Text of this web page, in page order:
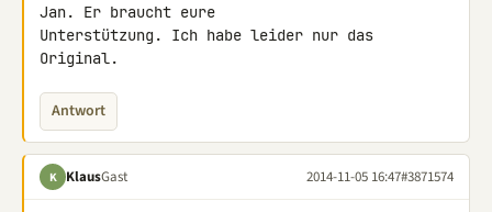
Jan. Er braucht eure
Unterstützung. Ich habe leider nur das
Original.
Antwort
K KlausGast 2014-11-05 16:47#3871574